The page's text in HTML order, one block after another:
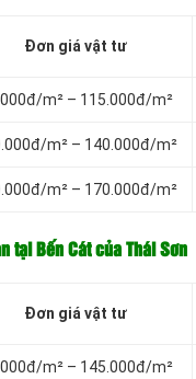
Đơn giá vật tư
m² – 115.000đ/m²
m² – 140.000đ/m²
m² – 170.000đ/m²
tại Bến Cát của Thái Sơn
Đơn giá vật tư
m² – 145.000đ/m²